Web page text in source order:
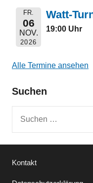
FR.
06
NOV.
2026
Watt-
19:00 Uhr
Alle Termine ansehen
Suchen
Kontakt